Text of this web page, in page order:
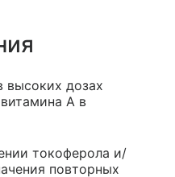
высоких дозах
А в
токоферола и/
повторных